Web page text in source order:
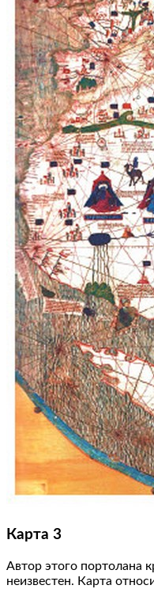
Карта 3
Автор этого портолана
неизвестен. Карта